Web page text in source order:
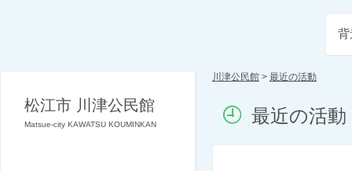
松江市 川津公民館
Matsue-city KAWATSU KOUMINKAN
背
川津公民館 > 最近の活動
最近の活動